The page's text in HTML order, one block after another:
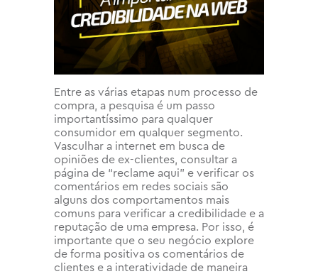
Entre as várias etapas num processo de
compra, a pesquisa é um passo
importantíssimo para qualquer
consumidor em qualquer segmento.
Vasculhar a internet em busca de
opiniões de ex-clientes, consultar a
página de “reclame aqui” e verificar os
comentários em redes sociais são
alguns dos comportamentos mais
comuns para verificar a credibilidade e a
reputação de uma empresa. Por isso, é
importante que o seu negócio explore
de forma positiva os comentários de
clientes e a interatividade de maneira